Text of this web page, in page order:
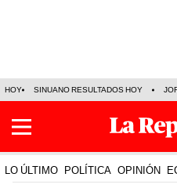
HOY SINUANO RESULTADOS HOY
LO ÚLTIMO POLÍTICA OPINIÓN